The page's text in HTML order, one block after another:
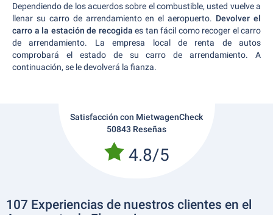
Dependiendo de los acuerdos sobre el combustible, usted vuelve a
llenar su carro de arrendamiento en el aeropuerto. Devolver el
carro a la estación de recogida es tan fácil como recoger el carro
de arrendamiento. La empresa local de renta de autos
comprobará el estado de su carro de arrendamiento. A
continuación, se le devolverá la fianza.
Satisfacción con MietwagenCheck
50843 Reseñas
4.8/5
107 Experiencias de nuestros clientes en el